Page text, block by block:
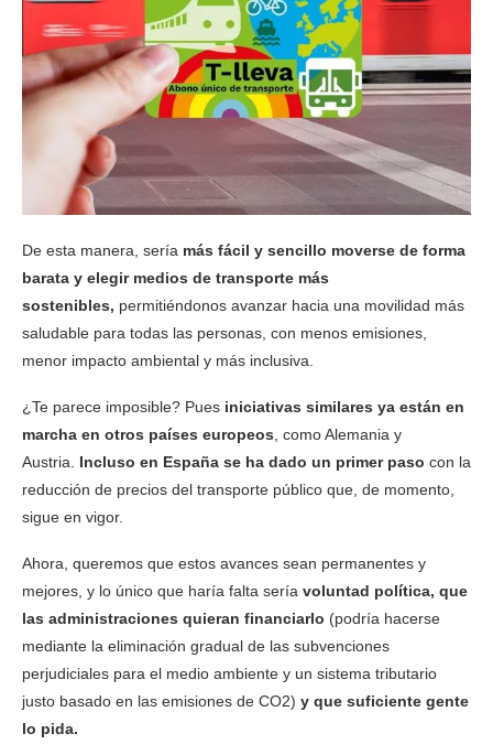
De esta manera, sería más fácil y sencillo moverse de forma
barata y elegir medios de transporte más
sostenibles, permitiéndonos avanzar hacia una movilidad más
saludable para todas las personas, con menos emisiones,
menor impacto ambiental y más inclusiva.
¿Te parece imposible? Pues iniciativas similares ya están en
marcha en otros países europeos , como Alemania y
Austria. Incluso en España se ha dado un primer paso con la
reducción de precios del transporte público que, de momento,
sigue en vigor.
Ahora, queremos que estos avances sean permanentes y
mejores, y lo único que haría falta sería voluntad política, que
las administraciones quieran financiarlo (podría hacerse
mediante la eliminación gradual de las subvenciones
perjudiciales para el medio ambiente y un sistema tributario
justo basado en las emisiones de CO2) y que suficiente gente
lo pida.